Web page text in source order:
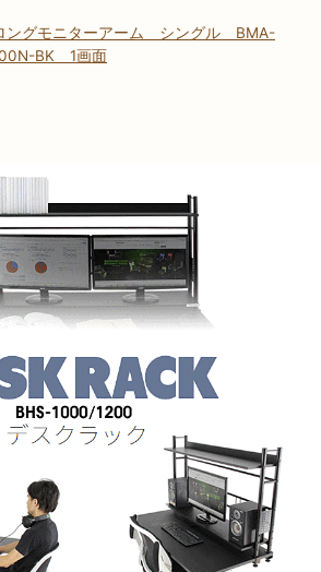
ングモニターアーム シングル BMA-
BK 1画面